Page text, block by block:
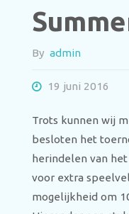
By admin
19 juni 2016
Trots kunnen wij
besloten het
herindelen van
voor extra
mogelijkheid om